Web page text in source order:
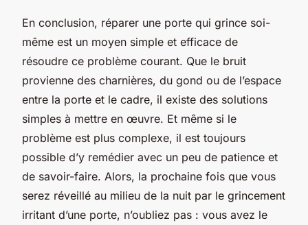
En conclusion, réparer une porte qui grince soi-
même est un moyen simple et efficace de
résoudre ce problème courant. Que le bruit
provienne des charnières, du gond ou de l’espace
entre la porte et le cadre, il existe des solutions
simples à mettre en œuvre. Et même si le
problème est plus complexe, il est toujours
possible d’y remédier avec un peu de patience et
de savoir-faire. Alors, la prochaine fois que vous
serez réveillé au milieu de la nuit par le grincement
irritant d’une porte, n’oubliez pas : vous avez le